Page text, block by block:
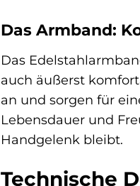
Das Armband:
Das
auch äußerst
an und sorgen für
Lebensdauer und
Handgelenk bleibt.
Technische